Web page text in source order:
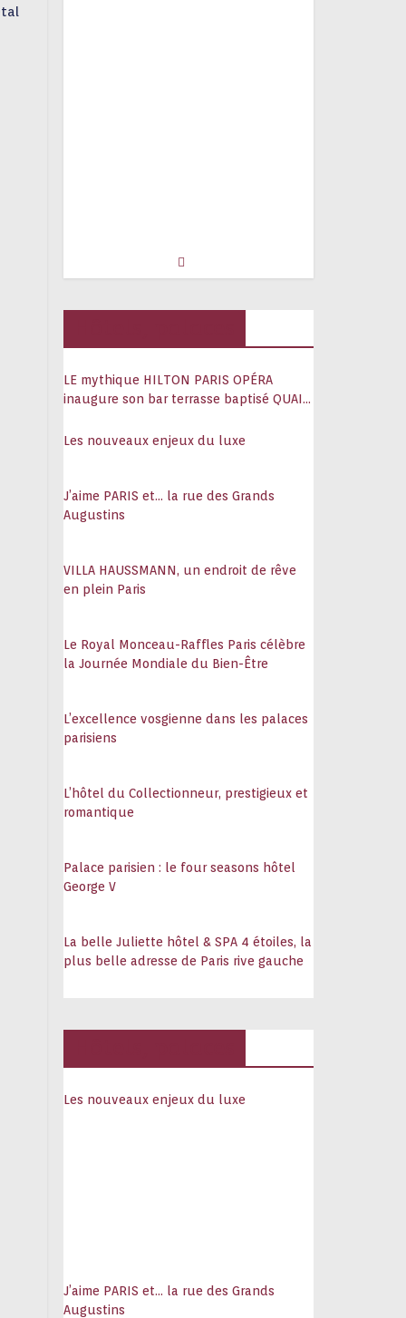
LE mythique HILTON PARIS OPÉRA
inaugure son bar terrasse baptisé QUAI
Les nouveaux enjeux du luxe
J’aime PARIS et… la rue des Grands
Augustins
VILLA HAUSSMANN, un endroit de rêve
en plein Paris
Le Royal Monceau-Raffles Paris célèbre
la Journée Mondiale du Bien-Être
L’excellence vosgienne dans les palaces
parisiens
L’hôtel du Collectionneur, prestigieux et
romantique
Palace parisien : le four seasons hôtel
George V
La belle Juliette hôtel & SPA 4 étoiles, la
plus belle adresse de Paris rive gauche
Les nouveaux enjeux du luxe
J’aime PARIS et… la rue des Grands
Augustins